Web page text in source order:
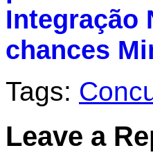
Integração
chances
Tags:
Leave a